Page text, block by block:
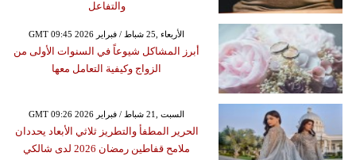
والتفاعل
GMT 09:45 2026 الأربعاء ,25 شباط / فبراير
أبرز المشاكل شيوعاً في السنوات الأولى من
الزواج وكيفية التعامل معها
GMT 09:26 2026 السبت ,21 شباط / فبراير
الحرير المطفأ والتطريز ثلاثي الأبعاد يحددان
ملامح قفاطين رمضان 2026 لدى شالكي